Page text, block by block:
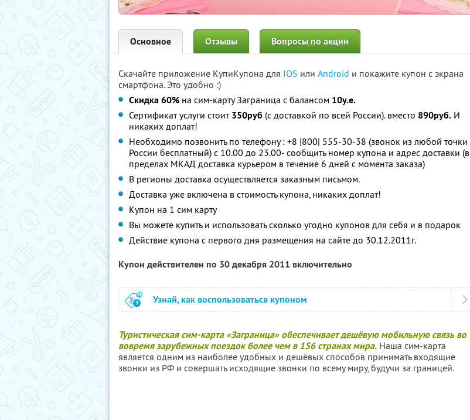
Основное Отзывы Вопросы по акции
Скачайте приложение КупиКупона для IOS или Android и покажите купон с экрана
смартфона. Это удобно :)
Скидка 60% на сим-карту Заграница с балансом 10у.е.
Сертификат услуги стоит350руб (с доставкой по всей России). вместо 890руб. И
никаких доплат!
Необходимо позвонить по телефону : +8 |800| 555-30-38 (звонок из любой точки
России бесплатный) с 10.00 до 23.00- сообщить номер купона и адрес доставки (в
пределах МКАД доставка курьером в течение 6 дней с момента заказа)
В регионы доставка осуществляется заказным письмом.
Доставка уже включена в стоимость купона, никаких доплат!
Купон на 1 сим карту
Вы можете купить и использовать сколько угодно купонов для себя и в подарок
Действие купона с первого дня размещения на сайте до 30.12.2011г.
Купон действителен по 30 декабря 2011 включительно
Узнай, как воспользоваться купоном
Туристическая сим-карта «Заграница» обеспечивает дешёвую мобильную связь во
вовремя зарубежных поездок более чем в 156 странах мира. Наша сим-карта
является одним из наиболее удобных и дешёвых способов принимать входящие
звонки из РФ и совершать исходящие звонки по всему миру, будучи за границей.